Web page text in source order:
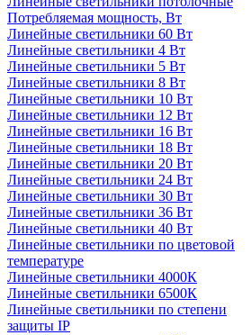
Потребляемая мощность, Вт
Линейные светильники 60 Вт
Линейные светильники 4 Вт
Линейные светильники 5 Вт
Линейные светильники 8 Вт
Линейные светильники 10 Вт
Линейные светильники 12 Вт
Линейные светильники 16 Вт
Линейные светильники 18 Вт
Линейные светильники 20 Вт
Линейные светильники 24 Вт
Линейные светильники 30 Вт
Линейные светильники 36 Вт
Линейные светильники 40 Вт
Линейные светильники по цветовой
температуре
Линейные светильники 4000К
Линейные светильники 6500К
Линейные светильники по степени
защиты IP